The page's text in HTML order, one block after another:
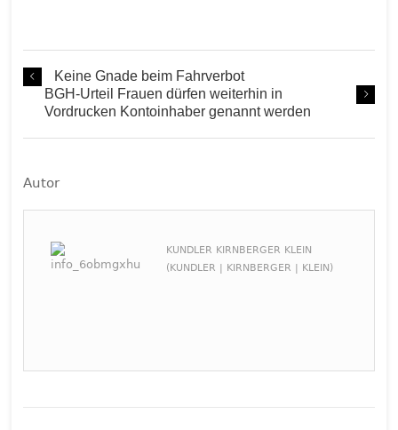
Keine Gnade beim Fahrverbot
BGH-Urteil Frauen dürfen weiterhin in
Vordrucken Kontoinhaber genannt werden
Autor
KUNDLER KIRNBERGER KLEIN
(KUNDLER | KIRNBERGER | KLEIN)